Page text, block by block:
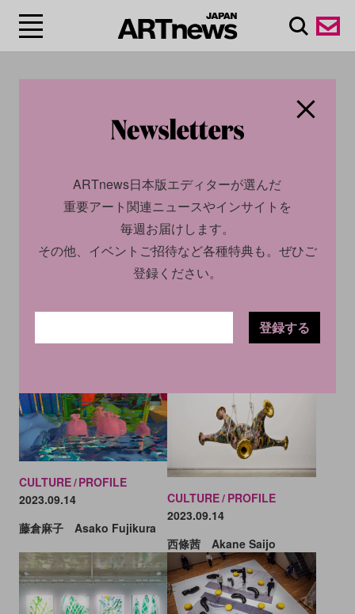
2023.09.14
CULTURE PROFILE
CULTURE PROFILE
2023.09.14
藤倉麻子 Asako Fujikura
CULTURE PROFILE
2023.09.14
西條茜 Akane Saijo
ARTnews日本版エディターが選んだ
重要アート関連ニュースやインサイトを
毎週お届けします。
その他、イベントご招待など各種特典も。ぜひご
登録ください。
登録する